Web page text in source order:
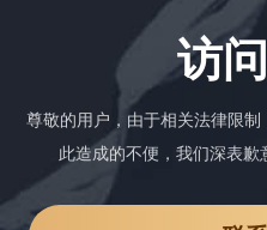
访
尊敬的用户，由于相关法律限
此造成的不便，我们深表歉